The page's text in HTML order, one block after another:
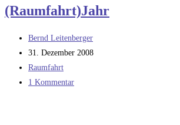
(Raumfahrt)Jahr
Beitrags-
Autor:
Bernd Leitenberger
Beitrag
veröffentlicht:
31. Dezember 2008
Beitrags-
Kategorie:
Raumfahrt
Beitrags-
1 Kommentar